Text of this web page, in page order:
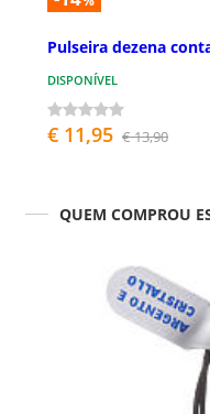
Pulseira dezena
DISPONÍVEL
€ 11,95 € 13,90
QUEM COMPROU